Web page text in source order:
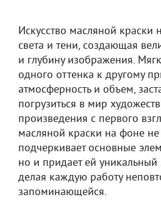
Искусство масляной краски
света и тени, создающая
и глубину изображения.
одного оттенка к другому
атмосферность и объем,
погрузиться в мир
произведения с первого
масляной краски на фоне не
подчеркивает основные
но и придает ей уникальный
делая каждую работу
запоминающейся.